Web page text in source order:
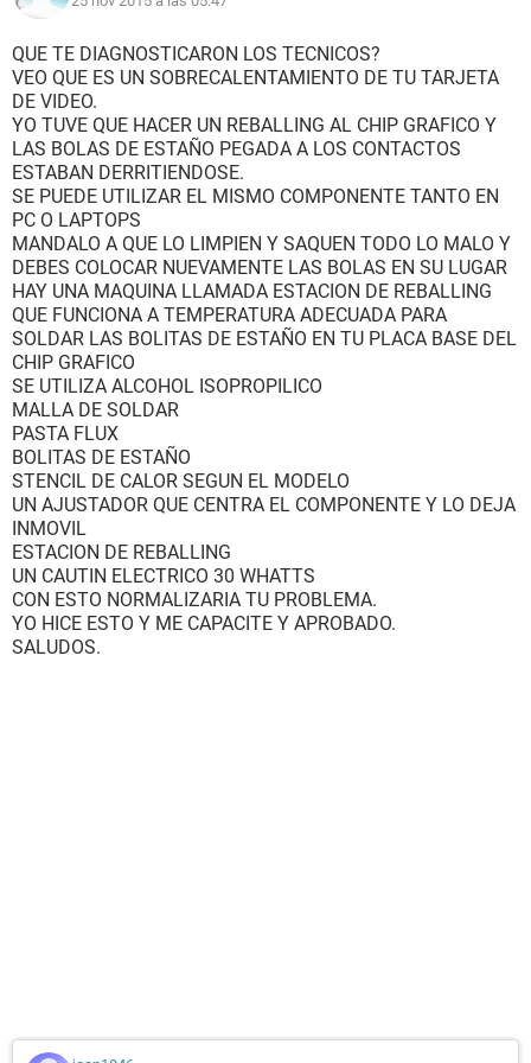
QUE TE DIAGNOSTICARON LOS TECNICOS?
VEO QUE ES UN SOBRECALENTAMIENTO DE TU TARJETA
DE VIDEO.
YO TUVE QUE HACER UN REBALLING AL CHIP GRAFICO Y
LAS BOLAS DE ESTAÑO PEGADA A LOS CONTACTOS
ESTABAN DERRITIENDOSE.
SE PUEDE UTILIZAR EL MISMO COMPONENTE TANTO EN
PC O LAPTOPS
MANDALO A QUE LO LIMPIEN Y SAQUEN TODO LO MALO Y
DEBES COLOCAR NUEVAMENTE LAS BOLAS EN SU LUGAR
HAY UNA MAQUINA LLAMADA ESTACION DE REBALLING
QUE FUNCIONA A TEMPERATURA ADECUADA PARA
SOLDAR LAS BOLITAS DE ESTAÑO EN TU PLACA BASE DEL
CHIP GRAFICO
SE UTILIZA ALCOHOL ISOPROPILICO
MALLA DE SOLDAR
PASTA FLUX
BOLITAS DE ESTAÑO
STENCIL DE CALOR SEGUN EL MODELO
UN AJUSTADOR QUE CENTRA EL COMPONENTE Y LO DEJA
INMOVIL
ESTACION DE REBALLING
UN CAUTIN ELECTRICO 30 WHATTS
CON ESTO NORMALIZARIA TU PROBLEMA.
YO HICE ESTO Y ME CAPACITE Y APROBADO.
SALUDOS.